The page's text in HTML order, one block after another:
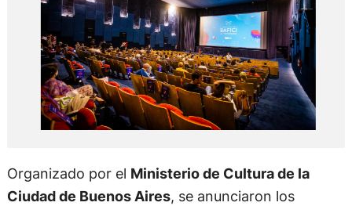
Organizado por el Ministerio de Cultura de la
Ciudad de Buenos Aires, se anunciaron los